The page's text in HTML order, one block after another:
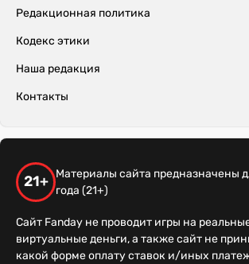
Редакционная политика
Кодекс этики
Наша редакция
Контакты
21+
Материалы сайта предназначены
года (21+)
Сайт Fanday не проводит игры на
виртуальные деньги, а также сайт не
какой форме оплату ставок и/иных